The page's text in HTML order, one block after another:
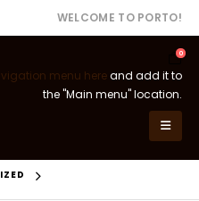
WELCOME TO PORTO!
0
menu hereand add it to
the "Main menu" location.